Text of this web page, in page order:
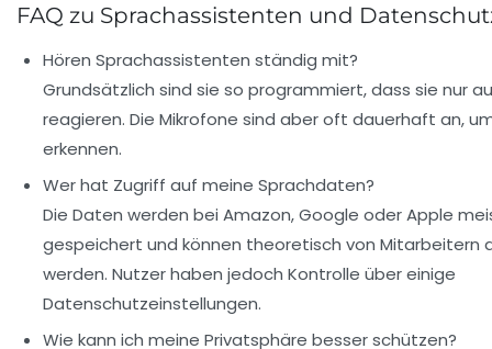
FAQ zu Sprachassistenten und
Hören Sprachassistenten ständig mit?
Grundsätzlich sind sie so programmiert, dass sie nur
reagieren. Die Mikrofone sind aber oft dauerhaft an,
erkennen.
Wer hat Zugriff auf meine Sprachdaten?
Die Daten werden bei Amazon, Google oder Apple
gespeichert und können theoretisch von Mitarbeitern
werden. Nutzer haben jedoch Kontrolle über einige
Datenschutzeinstellungen.
Wie kann ich meine Privatsphäre besser schützen?